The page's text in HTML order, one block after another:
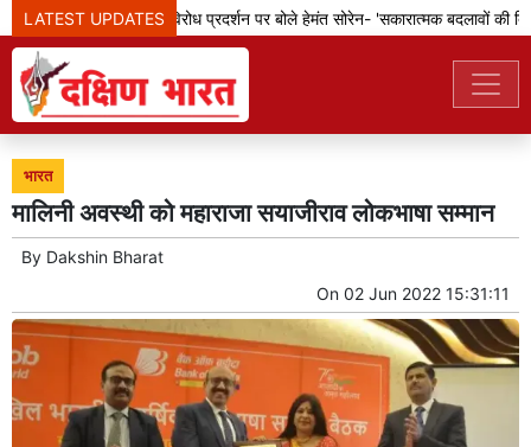
LATEST UPDATES
झारखंड: छात्रों के विरोध प्रदर्शन पर बोले हेमंत सोरेन- 'सकारात्मक बदलावों की
भारत
मालिनी अवस्थी को महाराजा सयाजीराव लोकभाषा सम्मान
By Dakshin Bharat
On 02 Jun 2022 15:31:11